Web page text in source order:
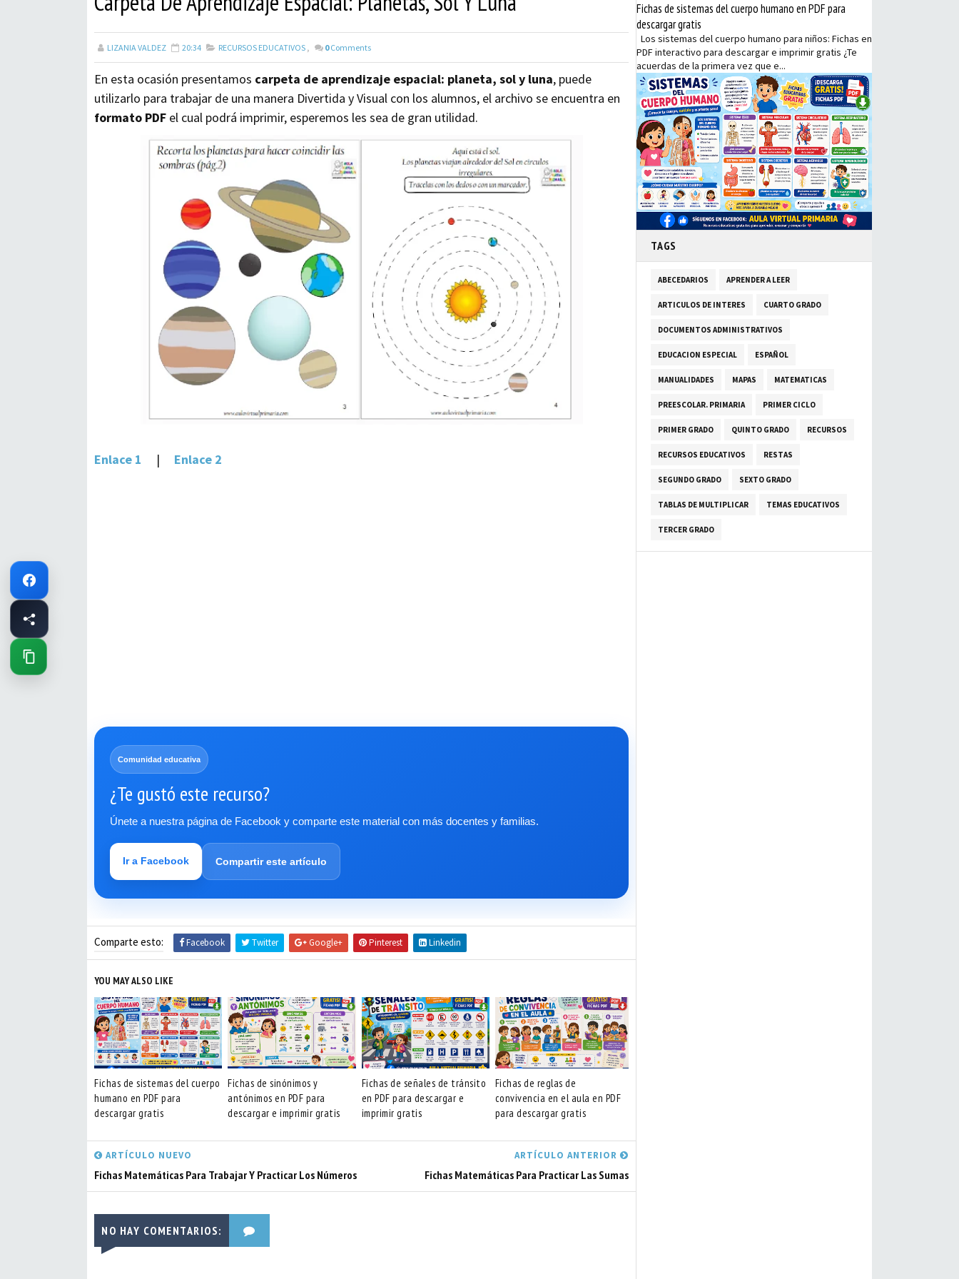
LIZANIA VALDEZ 20:34 RECURSOS EDUCATIVOS , 0 Comments
En esta ocasión presentamos carpeta de aprendizaje espacial: planeta, sol y luna, puede
utilizarlo para trabajar de una manera Divertida y Visual con los alumnos, el archivo se encuentra en
formato PDF el cual podrá imprimir, esperemos les sea de gran utilidad.
Enlace 1 | Enlace 2
Comunidad educativa
¿Te gustó este recurso?
Únete a nuestra página de Facebook y comparte este material con más docentes y familias.
Ir a Facebook Compartir este artículo
Comparte esto: Facebook Twitter Google+ Pinterest Linkedin
YOU MAY ALSO LIKE
Fichas de sistemas del cuerpo
humano en PDF para
descargar gratis
Fichas de sinónimos y
antónimos en PDF para
descargar e imprimir gratis
Fichas de señales de tránsito
en PDF para descargar e
imprimir gratis
Fichas de reglas de
convivencia en el aula en PDF
para descargar gratis
ARTÍCULO NUEVO
Fichas Matemáticas Para Trabajar Y Practicar Los Números
ARTÍCULO ANTERIOR
Fichas Matemáticas Para Practicar Las Sumas
NO HAY COMENTARIOS:
Fichas de sistemas del cuerpo humano en PDF para
descargar gratis
Los sistemas del cuerpo humano para niños: Fichas en
PDF interactivo para descargar e imprimir gratis ¿Te
acuerdas de la primera vez que e...
TAGS
ABECEDARIOS APRENDER A LEER
ARTICULOS DE INTERES CUARTO GRADO
DOCUMENTOS ADMINISTRATIVOS
EDUCACION ESPECIAL ESPAÑOL
MANUALIDADES MAPAS MATEMATICAS
PREESCOLAR. PRIMARIA PRIMER CICLO
PRIMER GRADO QUINTO GRADO RECURSOS
RECURSOS EDUCATIVOS RESTAS
SEGUNDO GRADO SEXTO GRADO
TABLAS DE MULTIPLICAR TEMAS EDUCATIVOS
TERCER GRADO